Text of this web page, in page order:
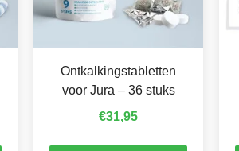
Ontkalkingstabletten
voor Jura – 36 stuks
€31,95